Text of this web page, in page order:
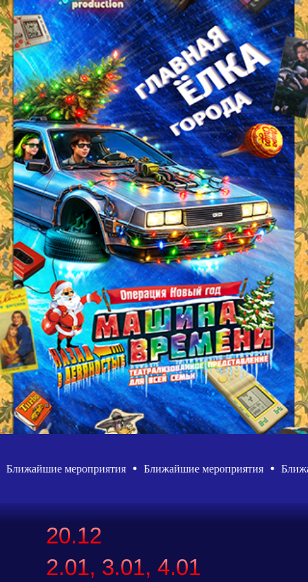
мероприятия Ближайшие мероприятия
20.12
2.01, 3.01, 4.01